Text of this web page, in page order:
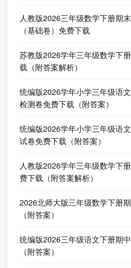
人教版2026三年级数学下册期
（基础卷）免费下载
苏教版2026学年三年级数学下
载（附答案解析）
统编版2026学年小学三年级语
检测卷免费下载（附答案）
统编版2026学年小学三年级语
试卷免费下载（附答案）
人教版2026学年三年级数学下
费下载（附答案解析）
2026北师大版三年级数学下册
（附答案）
统编版2026三年级语文下册期
（附答案）